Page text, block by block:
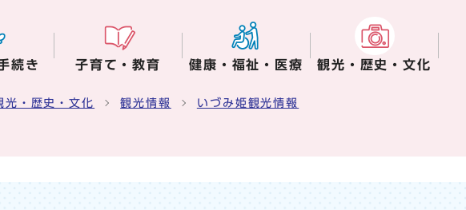
続き 子育て・教育 健康・福祉・医療 観光・歴史・文化
光・歴史・文化 観光情報 いづみ姫観光情報